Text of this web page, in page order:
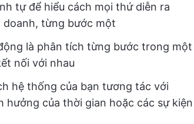
tự để hiểu cách mọi thứ diễn ra
từng bước một
là phân tích từng bước trong một
nối với nhau
hệ thống của bạn tương tác với
của thời gian hoặc các sự kiện